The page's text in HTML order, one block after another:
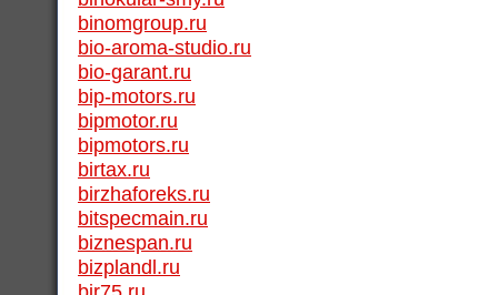
binomgroup.ru
bio-aroma-studio.ru
bio-garant.ru
bip-motors.ru
bipmotor.ru
bipmotors.ru
birtax.ru
birzhaforeks.ru
bitspecmain.ru
biznespan.ru
bizplandl.ru